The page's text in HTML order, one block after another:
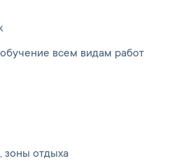
всем видам работ
зоны отдыха